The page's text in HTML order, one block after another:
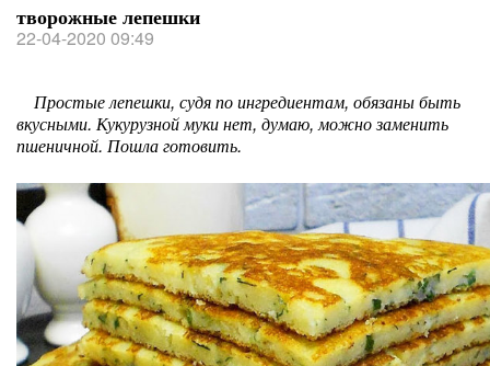
творожные лепешки
22-04-2020 09:49
Простые лепешки, судя по ингредиентам, обязаны быть
вкусными. Кукурузной муки нет, думаю, можно заменить
пшеничной. Пошла готовить.